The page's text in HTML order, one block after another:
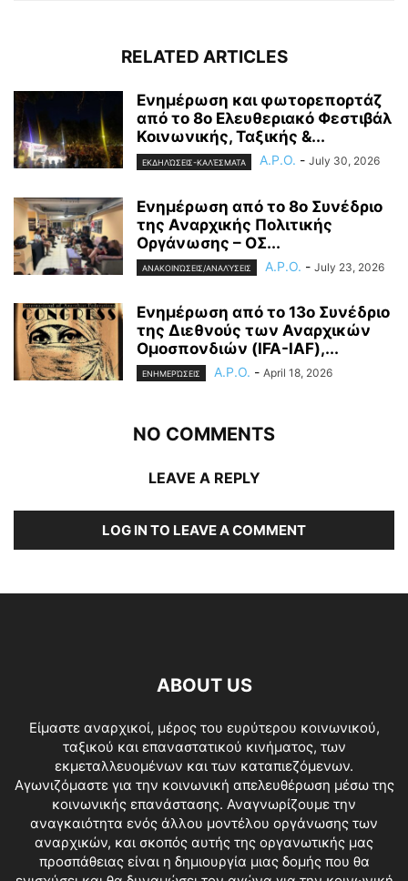
RELATED ARTICLES
Ενημέρωση και φωτορεπορτάζ
από το 8ο Ελευθεριακό Φεστιβάλ
Κοινωνικής, Ταξικής &...
ΕΚΔΗΛΏΣΕΙΣ-ΚΑΛΈΣΜΑΤΑ A.P.O. - July 30, 2026
Ενημέρωση από το 8ο Συνέδριο
της Αναρχικής Πολιτικής
Οργάνωσης – ΟΣ...
ΑΝΑΚΟΙΝΏΣΕΙΣ/ΑΝΑΛΎΣΕΙΣ A.P.O. - July 23, 2026
Ενημέρωση από το 13ο Συνέδριο
της Διεθνούς των Αναρχικών
Ομοσπονδιών (IFA-IAF),...
ΕΝΗΜΕΡΏΣΕΙΣ A.P.O. - April 18, 2026
NO COMMENTS
LEAVE A REPLY
LOG IN TO LEAVE A COMMENT
ABOUT US
Είμαστε αναρχικοί, μέρος του ευρύτερου κοινωνικού,
ταξικού και επαναστατικού κινήματος, των
εκμεταλλευομένων και των καταπιεζόμενων.
Αγωνιζόμαστε για την κοινωνική απελευθέρωση μέσω της
κοινωνικής επανάστασης. Αναγνωρίζουμε την
αναγκαιότητα ενός άλλου μοντέλου οργάνωσης των
αναρχικών, και σκοπός αυτής της οργανωτικής μας
προσπάθειας είναι η δημιουργία μιας δομής που θα